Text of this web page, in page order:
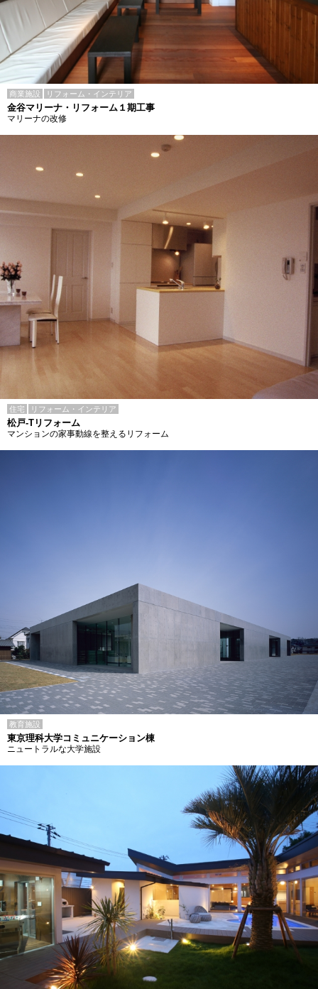
商業施設 リフォーム・インテリア
金谷マリーナ・リフォーム１期工事
マリーナの改修
住宅 リフォーム・インテリア
松戸-Tリフォーム
マンションの家事動線を整えるリフォーム
教育施設
東京理科大学コミュニケーション棟
ニュートラルな大学施設